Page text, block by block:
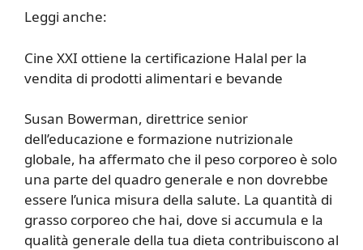
Leggi anche:
Cine XXI ottiene la certificazione Halal per la
vendita di prodotti alimentari e bevande
Susan Bowerman, direttrice senior
dell’educazione e formazione nutrizionale
globale, ha affermato che il peso corporeo è solo
una parte del quadro generale e non dovrebbe
essere l’unica misura della salute. La quantità di
grasso corporeo che hai, dove si accumula e la
qualità generale della tua dieta contribuiscono al